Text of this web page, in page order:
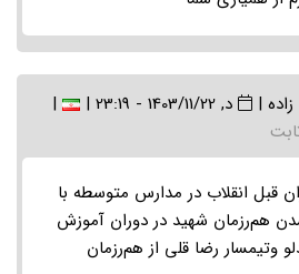
| د, 1403/11/22 - 23:19 |
|
قبل انقلاب در مدارس متوسطه با
هم‌رزمان شهید در دوران آموزش
وتیمسار رضا قلی از هم‌رزمان